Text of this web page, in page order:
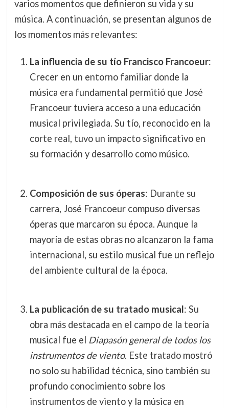
varios momentos que definieron su vida y su
música. A continuación, se presentan algunos de
los momentos más relevantes:
La influencia de su tío Francisco Francoeur:
Crecer en un entorno familiar donde la
música era fundamental permitió que José
Francoeur tuviera acceso a una educación
musical privilegiada. Su tío, reconocido en la
corte real, tuvo un impacto significativo en
su formación y desarrollo como músico.
Composición de sus óperas: Durante su
carrera, José Francoeur compuso diversas
óperas que marcaron su época. Aunque la
mayoría de estas obras no alcanzaron la fama
internacional, su estilo musical fue un reflejo
del ambiente cultural de la época.
La publicación de su tratado musical: Su
obra más destacada en el campo de la teoría
musical fue el Diapasón general de todos los
instrumentos de viento. Este tratado mostró
no solo su habilidad técnica, sino también su
profundo conocimiento sobre los
instrumentos de viento y la música en